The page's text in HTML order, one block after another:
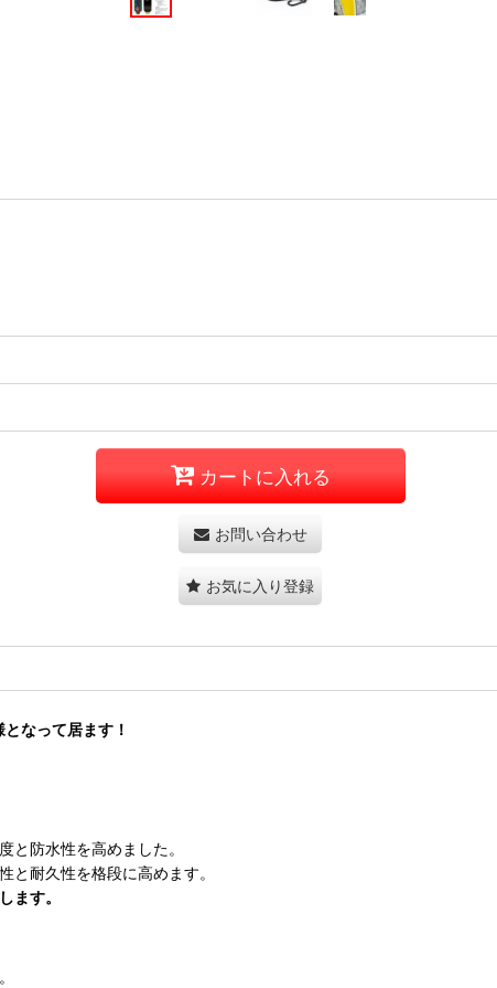
カートに入れる
お問い合わせ
お気に入り登録
なって居ます！
と防水性を高めました。
と耐久性を格段に高めます。
ます。